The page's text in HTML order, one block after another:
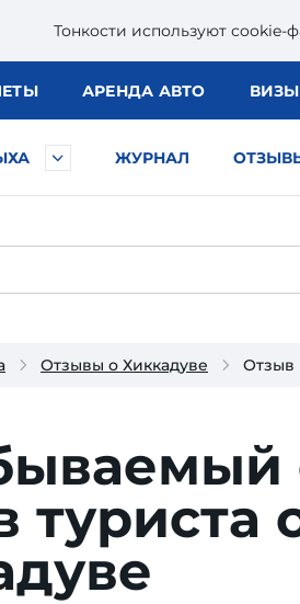
Тонкости используют сookie-
АРЕНДА АВТО ВИЗЫ
ЖУРНАЛ
Отзывы о Хиккадуве Отзыв
туриста